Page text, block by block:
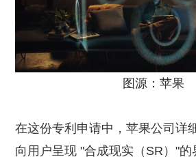
图源：苹果
在这份专利申请中，苹果公司详
向用户呈现 "合成现实（SR）"的